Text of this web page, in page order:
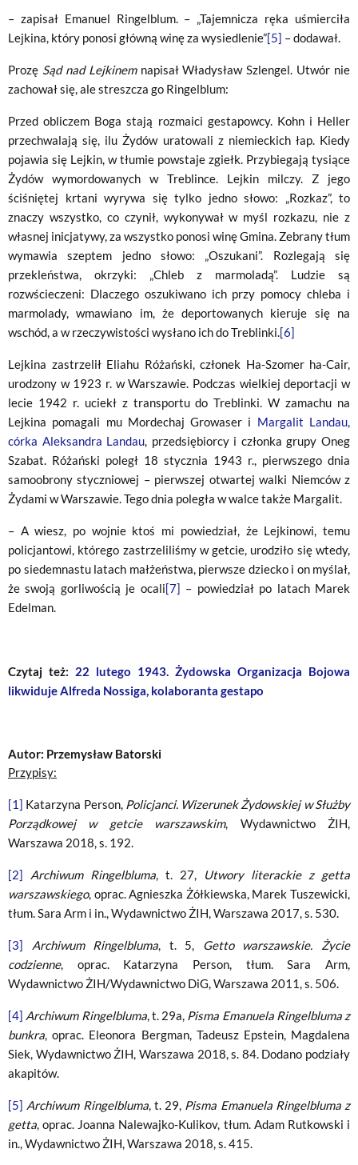
– zapisał Emanuel Ringelblum. – „Tajemnicza ręka uśmierciła
Lejkina, który ponosi główną winę za wysiedlenie”[5] – dodawał.
Prozę Sąd nad Lejkinemnapisał Władysław Szlengel. Utwór nie
zachował się, ale streszcza go Ringelblum:
Przed obliczem Boga stają rozmaici gestapowcy. Kohn i Heller
przechwalają się, ilu Żydów uratowali z niemieckich łap. Kiedy
pojawia się Lejkin, w tłumie powstaje zgiełk. Przybiegają tysiące
Żydów wymordowanych w Treblince. Lejkin milczy. Z jego
ściśniętej krtani wyrywa się tylko jedno słowo: „Rozkaz”, to
znaczy wszystko, co czynił, wykonywał w myśl rozkazu, nie z
własnej inicjatywy, za wszystko ponosi winę Gmina. Zebrany tłum
wymawia szeptem jedno słowo: „Oszukani”. Rozlegają się
przekleństwa, okrzyki: „Chleb z marmoladą”. Ludzie są
rozwścieczeni: Dlaczego oszukiwano ich przy pomocy chleba i
marmolady, wmawiano im, że deportowanych kieruje się na
wschód, a w rzeczywistości wysłano ich do Treblinki.[6]
Lejkina zastrzelił Eliahu Różański, członek Ha-Szomer ha-Cair,
urodzony w 1923 r. w Warszawie. Podczas wielkiej deportacji w
lecie 1942 r. uciekł z transportu do Treblinki. W zamachu na
Lejkina pomagali mu Mordechaj Growaser i Margalit Landau,
córka Aleksandra Landau, przedsiębiorcy i członka grupy Oneg
Szabat. Różański poległ 18 stycznia 1943 r., pierwszego dnia
samoobrony styczniowej – pierwszej otwartej walki Niemców z
Żydami w Warszawie. Tego dnia poległa w walce także Margalit.
– A wiesz, po wojnie ktoś mi powiedział, że Lejkinowi, temu
policjantowi, którego zastrzeliliśmy w getcie, urodziło się wtedy,
po siedemnastu latach małżeństwa, pierwsze dziecko i on myślał,
że swoją gorliwością je ocali[7] – powiedział po latach Marek
Edelman.
Czytaj też: 22 lutego 1943. Żydowska Organizacja Bojowa
likwiduje Alfreda Nossiga, kolaboranta gestapo
Autor: Przemysław Batorski
Przypisy:
[1] Katarzyna Person, Policjanci. Wizerunek Żydowskiej w Służby
Porządkowej w getcie warszawskim, Wydawnictwo ŻIH,
Warszawa 2018, s. 192.
[2] Archiwum Ringelbluma, t. 27,
Utwory literackie z getta
warszawskiego, oprac. Agnieszka Żółkiewska, Marek Tuszewicki,
tłum. Sara Arm i in., Wydawnictwo ŻIH, Warszawa 2017, s. 530.
[3] Archiwum Ringelbluma, t. 5, Getto warszawskie. Życie
codzienne, oprac. Katarzyna Person, tłum. Sara Arm,
Wydawnictwo ŻIH/Wydawnictwo DiG, Warszawa 2011, s. 506.
[4] Archiwum Ringelbluma, t. 29a, Pisma Emanuela Ringelbluma z
bunkra, oprac. Eleonora Bergman, Tadeusz Epstein, Magdalena
Siek, Wydawnictwo ŻIH, Warszawa 2018, s. 84. Dodano podziały
akapitów.
[5] Archiwum Ringelbluma, t. 29, Pisma Emanuela Ringelbluma z
getta, oprac. Joanna Nalewajko-Kulikov, tłum. Adam Rutkowski i
in., Wydawnictwo ŻIH, Warszawa 2018, s. 415.